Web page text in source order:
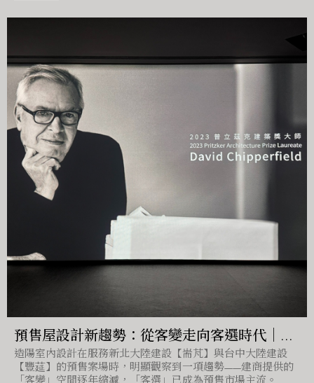
預售屋設計新趨勢：從客變走向客選時代｜台
中預售屋客變
造陽室內設計在服務新北大陸建設【耑芃】與台中大陸建設
【豐莚】的預售案場時，明顯觀察到一項趨勢——建商提供的